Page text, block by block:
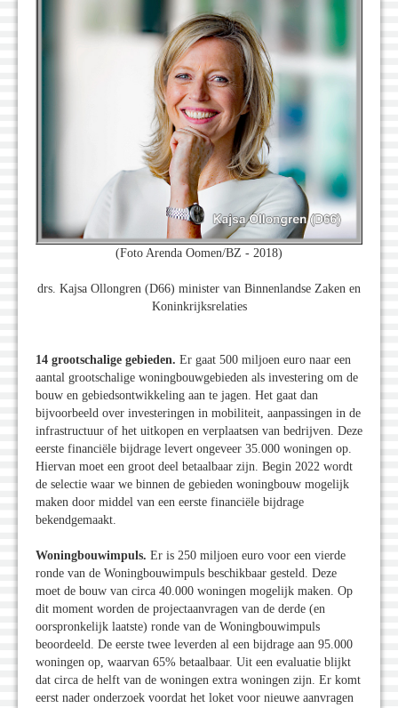
(Foto Arenda Oomen/BZ - 2018)
drs. Kajsa Ollongren (D66) minister van Binnenlandse Zaken en
Koninkrijksrelaties
14 grootschalige gebieden. Er gaat 500 miljoen euro naar een
aantal grootschalige woningbouwgebieden als investering om de
bouw en gebiedsontwikkeling aan te jagen. Het gaat dan
bijvoorbeeld over investeringen in mobiliteit, aanpassingen in de
infrastructuur of het uitkopen en verplaatsen van bedrijven. Deze
eerste financiële bijdrage levert ongeveer 35.000 woningen op.
Hiervan moet een groot deel betaalbaar zijn. Begin 2022 wordt
de selectie waar we binnen de gebieden woningbouw mogelijk
maken door middel van een eerste financiële bijdrage
bekendgemaakt.
Woningbouwimpuls. Er is 250 miljoen euro voor een vierde
ronde van de Woningbouwimpuls beschikbaar gesteld. Deze
moet de bouw van circa 40.000 woningen mogelijk maken. Op
dit moment worden de projectaanvragen van de derde (en
oorspronkelijk laatste) ronde van de Woningbouwimpuls
beoordeeld. De eerste twee leverden al een bijdrage aan 95.000
woningen op, waarvan 65% betaalbaar. Uit een evaluatie blijkt
dat circa de helft van de woningen extra woningen zijn. Er komt
eerst nader onderzoek voordat het loket voor nieuwe aanvragen